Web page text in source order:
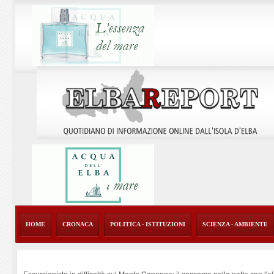
HOME CRONACA POLITICA - ISTITUZIONI SCIENZA - AMBIENTE